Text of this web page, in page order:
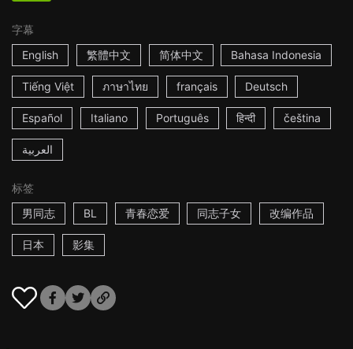
字幕
English
繁體中文 简体中文 Bahasa Indonesia
Tiếng Việt ภาษาไทย français Deutsch
Español Italiano Português हिन्दी čeština
العربية
标签
男同志
BL 青春恋爱 同志子女 改编作品
日本 影集